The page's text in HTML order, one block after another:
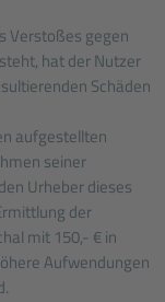
Verstoßes gegen
hat der Nutzer
Schäden
aufgestellten
seiner
Urheber dieses
der
mit 150,- € in
Aufwendungen